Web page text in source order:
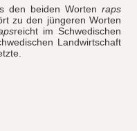
den beiden Worten raps
zu den jüngeren Worten
reicht im Schwedischen
Landwirtschaft